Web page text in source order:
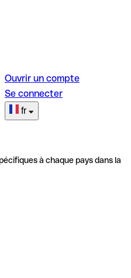
Ouvrir un compte
Se connecter
fr
à chaque pays dans la